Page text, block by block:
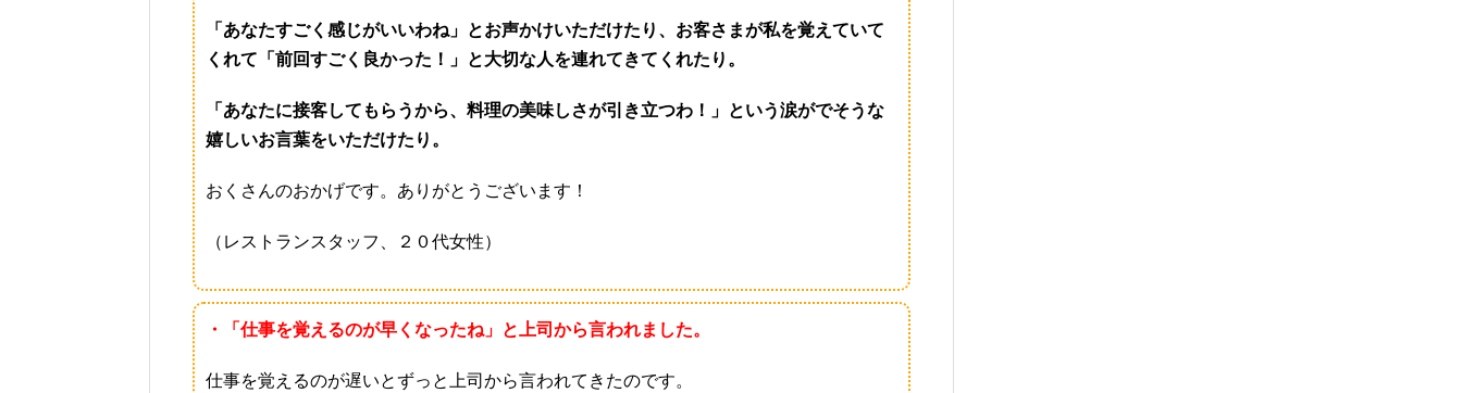
「あなたすごく感じがいいわね」とお声かけいただけたり、お客さまが私を覚えていて
くれて「前回すごく良かった！」と大切な人を連れてきてくれたり。
「あなたに接客してもらうから、料理の美味しさが引き立つわ！」という涙がでそうな
嬉しいお言葉をいただけたり。
おくさんのおかげです。ありがとうございます！
（レストランスタッフ、２０代女性）
・「仕事を覚えるのが早くなったね」と上司から言われました。
仕事を覚えるのが遅いとずっと上司から言われてきたのです。